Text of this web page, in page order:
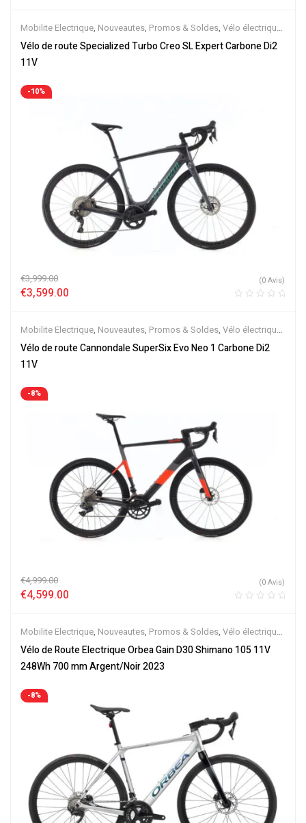
Mobilite Electrique, Nouveautes, Promos & Soldes, Vélo électrique
ville, Vélos de Route Electriques,Velos Electriques
Vélo de route Specialized Turbo Creo SL Expert Carbone Di2
11V
-10%
€3,999.00
€3,599.00
(0 Avis)
Mobilite Electrique, Nouveautes, Promos & Soldes, Vélo électrique
ville,Vélos de Route Electriques,Velos Electriques
Vélo de route Cannondale SuperSix Evo Neo 1 Carbone Di2
11V
-8%
€4,999.00
€4,599.00
(0 Avis)
Mobilite Electrique, Nouveautes, Promos & Soldes, Vélo électrique
ville,Vélos de Route Electriques,Velos Electriques
Vélo de Route Electrique Orbea Gain D30 Shimano 105 11V
248Wh 700 mm Argent/Noir 2023
-8%